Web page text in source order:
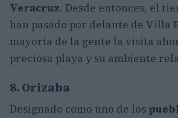
Veracruz. Desde entonces, el
han pasado por delante de Villa
mayoría de la gente la visita
preciosa playa y su ambiente
8. Orizaba
Designado como uno de los